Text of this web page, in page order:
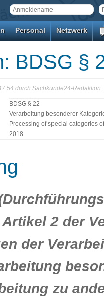
Personal Netzwerk
BDSG §
durch Sachkunde24-Redaktion.
BDSG § 22
Verarbeitung besonderer
Processing of special categories
2018
2 der
der
zu